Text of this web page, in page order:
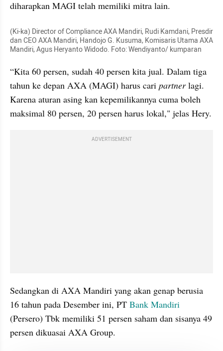
diharapkan MAGI telah memiliki mitra lain.
(Ki-ka) Director of Compliance AXA Mandiri, Rudi Kamdani, Presdir
dan CEO AXA Mandiri, Handojo G. Kusuma, Komisaris Utama AXA
Mandiri, Agus Heryanto Widodo. Foto: Wendiyanto/ kumparan
“Kita 60 persen, sudah 40 persen kita jual. Dalam tiga
tahun ke depan AXA (MAGI) harus cari partner lagi.
Karena aturan asing kan kepemilikannya cuma boleh
ADVERTISEMENT
Sedangkan di AXA Mandiri yang akan genap berusia
16 tahun pada Desember ini, PT Bank Mandiri
(Persero) Tbk memiliki 51 persen saham dan sisanya 49
persen dikuasai AXA Group.